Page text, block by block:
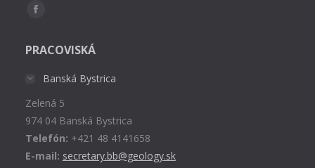
Find us on:
Facebook
opens
window
PRACOVISKÁ
Banská Bystrica
Zelená 5
974 04 Banská Bystrica
Telefón: +421 48 4141658
E-mail: secretary.bb@geology.sk